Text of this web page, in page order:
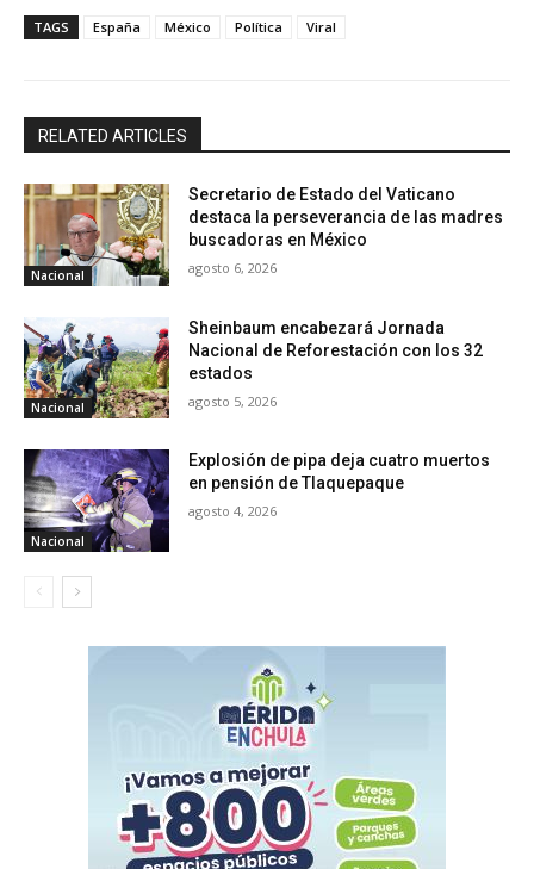
TAGS España México Política Viral
RELATED ARTICLES
Nacional
Secretario de Estado del Vaticano
destaca la perseverancia de las madres
buscadoras en México
agosto 6, 2026
Nacional
Sheinbaum encabezará Jornada
Nacional de Reforestación con los 32
estados
agosto 5, 2026
Nacional
Explosión de pipa deja cuatro muertos
en pensión de Tlaquepaque
agosto 4, 2026